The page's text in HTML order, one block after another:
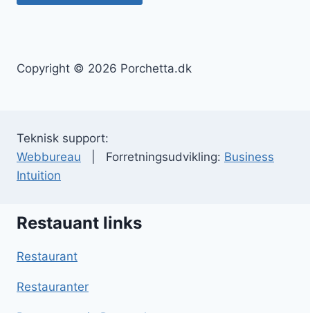
Copyright © 2026 Porchetta.dk
Teknisk support:
Webbureau | Forretningsudvikling: Business
Intuition
Restauant links
Restaurant
Restauranter